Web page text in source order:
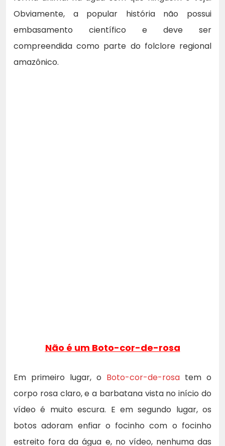
Obviamente, a popular história não possui
embasamento científico e deve ser
compreendida como parte do folclore regional
amazônico.
Não é um Boto-cor-de-rosa
Em primeiro lugar, o Boto-cor-de-rosa tem o
corpo rosa claro, e a barbatana vista no início do
vídeo é muito escura. E em segundo lugar, os
botos adoram enfiar o focinho com o focinho
estreito fora da água e, no vídeo, nenhuma das